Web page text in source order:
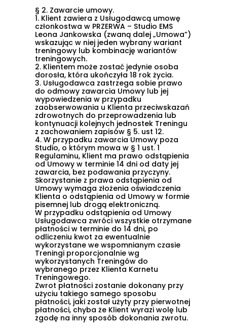
§ 2. Zawarcie umowy.
1. Klient zawiera z Usługodawcą umowę
członkostwa w PRZERWA – Studio EMS
Leona Jankowska (zwaną dalej „Umowa”)
wskazując w niej jeden wybrany wariant
treningowy lub kombinację wariantów
treningowych.
2. Klientem może zostać jedynie osoba
dorosła, która ukończyła 18 rok życia.
3. Usługodawca zastrzega sobie prawo
do odmowy zawarcia Umowy lub jej
wypowiedzenia w przypadku
zaobserwowania u Klienta przeciwskazań
zdrowotnych do przeprowadzenia lub
kontynuacji kolejnych jednostek Treningu
z zachowaniem zapisów § 5. ust 12.
4. W przypadku zawarcia Umowy poza
Studio, o którym mowa w § 1 ust. 1
Regulaminu, Klient ma prawo odstąpienia
od Umowy w terminie 14 dni od daty jej
zawarcia, bez podawania przyczyny.
Skorzystanie z prawa odstąpienia od
Umowy wymaga złożenia oświadczenia
Klienta o odstąpienia od Umowy w formie
pisemnej lub drogą elektroniczną.
W przypadku odstąpienia od Umowy
Usługodawca zwróci wszystkie otrzymane
płatności w terminie do 14 dni, po
odliczeniu kwot za ewentualnie
wykorzystane we wspomnianym czasie
Treningi proporcjonalnie wg
wykorzystanych Treningów do
wybranego przez Klienta Karnetu
Treningowego.
Zwrot płatności zostanie dokonany przy
użyciu takiego samego sposobu
płatności, jaki został użyty przy pierwotnej
płatności, chyba że Klient wyrazi wolę lub
zgodę na inny sposób dokonania zwrotu.